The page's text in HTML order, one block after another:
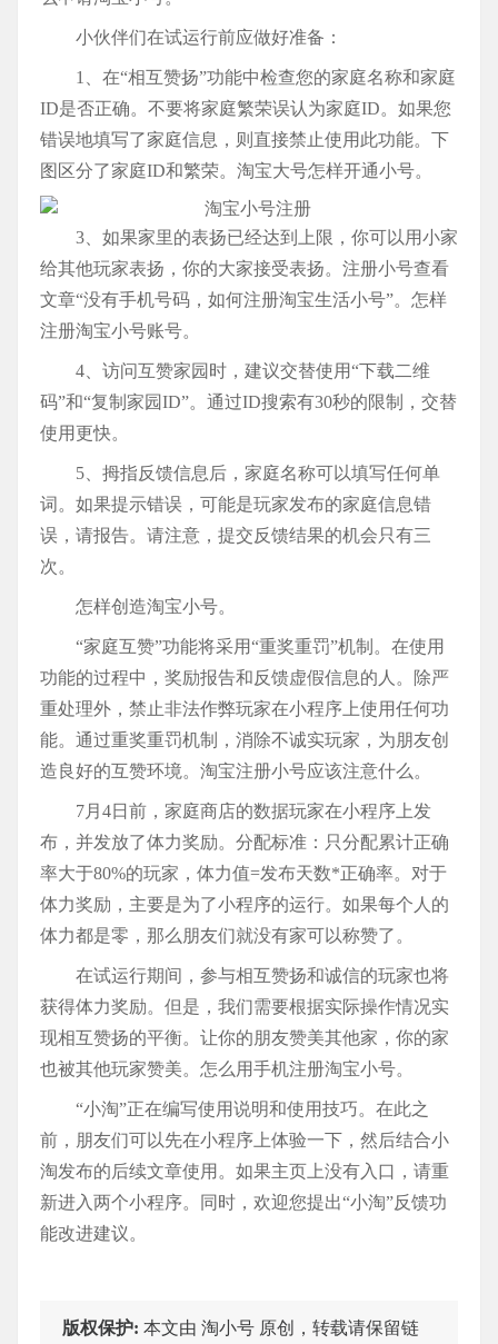
小伙伴们在试运行前应做好准备：
1、在“相互赞扬”功能中检查您的家庭名称和家庭
ID是否正确。不要将家庭繁荣误认为家庭ID。如果您
错误地填写了家庭信息，则直接禁止使用此功能。下
图区分了家庭ID和繁荣。淘宝大号怎样开通小号。
3、如果家里的表扬已经达到上限，你可以用小家
给其他玩家表扬，你的大家接受表扬。注册小号查看
文章“没有手机号码，如何注册淘宝生活小号”。怎样
注册淘宝小号账号。
4、访问互赞家园时，建议交替使用“下载二维
码”和“复制家园ID”。通过ID搜索有30秒的限制，交替
使用更快。
5、拇指反馈信息后，家庭名称可以填写任何单
词。如果提示错误，可能是玩家发布的家庭信息错
误，请报告。请注意，提交反馈结果的机会只有三
次。
怎样创造淘宝小号。
“家庭互赞”功能将采用“重奖重罚”机制。在使用
功能的过程中，奖励报告和反馈虚假信息的人。除严
重处理外，禁止非法作弊玩家在小程序上使用任何功
能。通过重奖重罚机制，消除不诚实玩家，为朋友创
造良好的互赞环境。淘宝注册小号应该注意什么。
7月4日前，家庭商店的数据玩家在小程序上发
布，并发放了体力奖励。分配标准：只分配累计正确
率大于80%的玩家，体力值=发布天数*正确率。对于
体力奖励，主要是为了小程序的运行。如果每个人的
体力都是零，那么朋友们就没有家可以称赞了。
在试运行期间，参与相互赞扬和诚信的玩家也将
获得体力奖励。但是，我们需要根据实际操作情况实
现相互赞扬的平衡。让你的朋友赞美其他家，你的家
也被其他玩家赞美。怎么用手机注册淘宝小号。
“小淘”正在编写使用说明和使用技巧。在此之
前，朋友们可以先在小程序上体验一下，然后结合小
淘发布的后续文章使用。如果主页上没有入口，请重
新进入两个小程序。同时，欢迎您提出“小淘”反馈功
能改进建议。
版权保护: 本文由 淘小号 原创，转载请保留链